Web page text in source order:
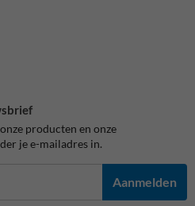
producten en onze
je e-mailadres in.
Aanmelden